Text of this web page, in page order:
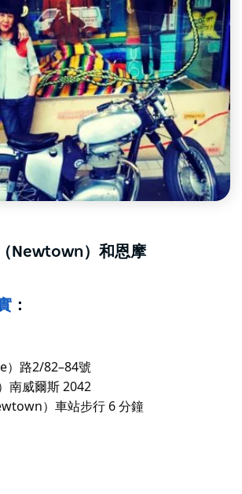
Newtown）和恩摩
：
）路2/82–84號
南威爾斯 2042
）車站步行 6 分鐘